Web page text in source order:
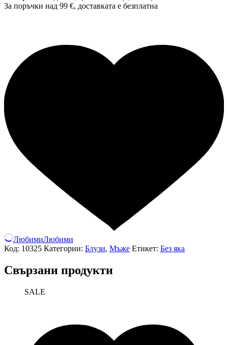
За поръчки над 99 €, доставката е безплатна
ЛюбимиЛюбими
Код: 10325 Категории: Блузи, Мъже Етикет: Без яка
Свързани продукти
SALE